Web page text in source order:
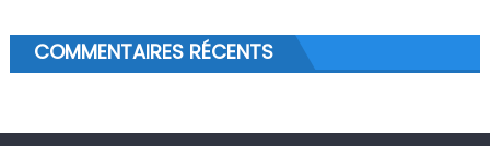
COMMENTAIRES RÉCENTS